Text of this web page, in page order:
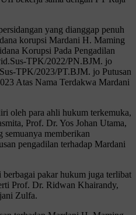
yang dianggap penuh
korupsi Mardani H. Maming
Korupsi Pada Pengadilan
TPK/2022/PN.BJM. jo
TPK/2023/PT.BJM. jo Putusan
Atas Nama Terdakwa Mardani
oleh para ahli hukum terkemuka,
Prof. Dr. Yos Johan Utama,
semuanya memberikan
pengadilan terhadap Mardani
pakar hukum juga terlibat
Prof. Dr. Ridwan Khairandy,
Zulfa.